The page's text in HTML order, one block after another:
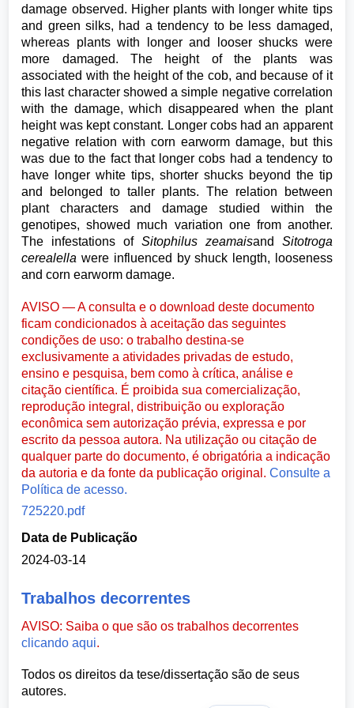
damage observed. Higher plants with longer white tips
and green silks, had a tendency to be less damaged,
whereas plants with longer and looser shucks were
more damaged. The height of the plants was
associated with the height of the cob, and because of it
this last character showed a simple negative correlation
with the damage, which disappeared when the plant
height was kept constant. Longer cobs had an apparent
negative relation with corn earworm damage, but this
was due to the fact that longer cobs had a tendency to
have longer white tips, shorter shucks beyond the tip
and belonged to taller plants. The relation between
plant characters and damage studied within the
genotipes, showed much variation one from another.
The infestations of Sitophilus zeamaisand Sitotroga
cerealella were influenced by shuck length, looseness
and corn earworm damage.
AVISO — A consulta e o download deste documento
ficam condicionados à aceitação das seguintes
condições de uso: o trabalho destina-se
exclusivamente a atividades privadas de estudo,
ensino e pesquisa, bem como à crítica, análise e
citação científica. É proibida sua comercialização,
reprodução integral, distribuição ou exploração
econômica sem autorização prévia, expressa e por
escrito da pessoa autora. Na utilização ou citação de
qualquer parte do documento, é obrigatória a indicação
da autoria e da fonte da publicação original.Consulte a
Política de acesso.
725220.pdf
Data de Publicação
2024-03-14
Trabalhos decorrentes
AVISO: Saiba o que são os trabalhos decorrentes
clicando aqui.
Todos os direitos da tese/dissertação são de seus
autores.